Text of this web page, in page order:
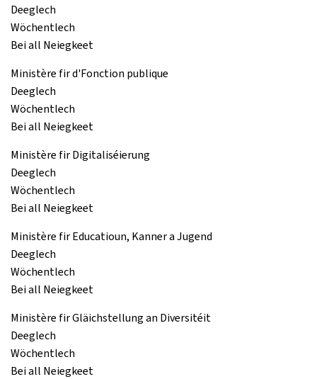
Deeglech
Wöchentlech
Bei all Neiegkeet
Ministère fir d'Fonction publique
Deeglech
Wöchentlech
Bei all Neiegkeet
Ministère fir Digitaliséierung
Deeglech
Wöchentlech
Bei all Neiegkeet
Ministère fir Educatioun, Kanner a Jugend
Deeglech
Wöchentlech
Bei all Neiegkeet
Ministère fir Gläichstellung an Diversitéit
Deeglech
Wöchentlech
Bei all Neiegkeet